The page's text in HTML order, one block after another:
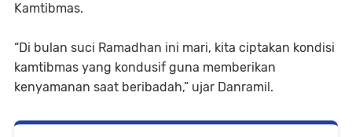
Kamtibmas.
“Di bulan suci Ramadhan ini mari, kita ciptakan kondisi
kamtibmas yang kondusif guna memberikan
kenyamanan saat beribadah,” ujar Danramil.